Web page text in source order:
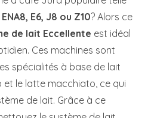
ENA8, E6, J8 ou Z10? Alors ce
de lait Eccellente est idéal
Ces machines sont
spécialités à base de lait
et le latte macchiato, ce qui
de lait. Grâce à ce